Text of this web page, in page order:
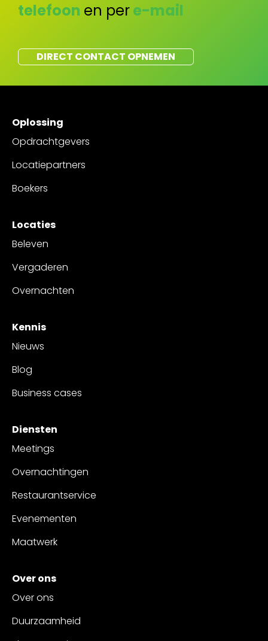
telefoon en pere-mail
DIRECT CONTACT OPNEMEN
Oplossing
Opdrachtgevers
Locatiepartners
Boekers
Locaties
Beleven
Vergaderen
Overnachten
Kennis
Nieuws
Blog
Business cases
Diensten
Meetings
Overnachtingen
Restaurantservice
Evenementen
Maatwerk
Over ons
Over ons
Duurzaamheid